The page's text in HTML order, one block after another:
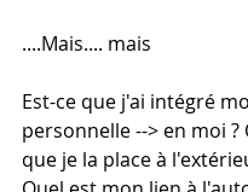
....Mais.... mais
Est-ce que j'ai intégré
personnelle --> en moi ?
que je la place à